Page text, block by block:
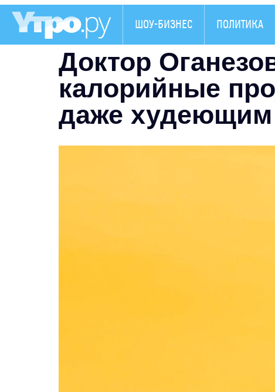
ШОУ-БИЗНЕС ПОЛИТИКА
Доктор
калорийные
даже худеющим